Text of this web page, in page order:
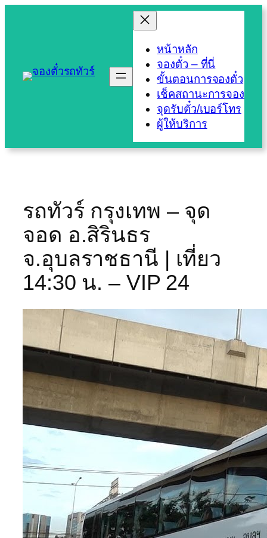
หน้าหลัก
จองตั๋ว – ที่นี่
ขั้นตอนการจองตั๋ว
เช็คสถานะการจอง
จุดรับตั๋ว/เบอร์โทร
ผู้ให้บริการ
รถทัวร์ กรุงเทพ – จุด
จอด อ.สิรินธร
จ.อุบลราชธานี | เที่ยว
14:30 น. – VIP 24